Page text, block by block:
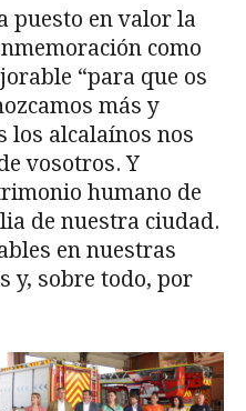
puesto en valor la
como
“para que os
más y
los alcalaínos nos
vosotros. Y
humano de
de nuestra ciudad.
en nuestras
y, sobre todo, por